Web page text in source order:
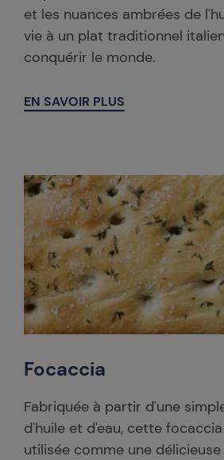
et les nuances ambrées de
vie à un plat traditionnel
conquérir le monde.
EN SAVOIR PLUS
Focaccia
Fabriquée à partir d'une
d'huile et d'eau, cette
utilisée comme une